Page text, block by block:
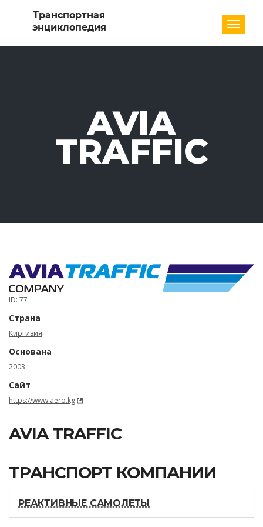
AVIA
TRAFFIC
ID: 77
Страна
Киргизия
Основана
2003
Сайт
https://www.aero.kg
AVIA TRAFFIC
ТРАНСПОРТ КОМПАНИИ
РЕАКТИВНЫЕ САМОЛЕТЫ